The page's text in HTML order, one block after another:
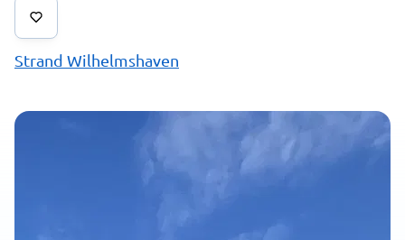
Strand Wilhelmshaven